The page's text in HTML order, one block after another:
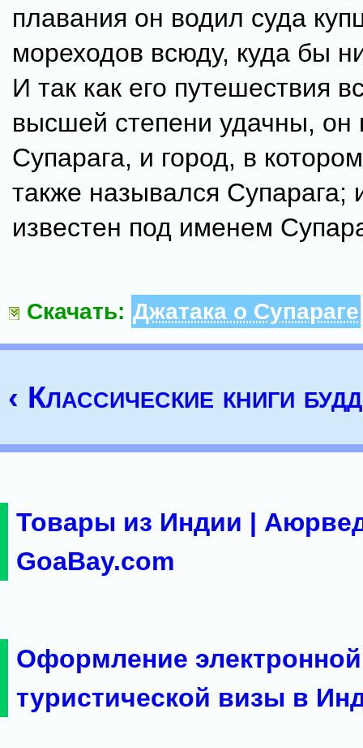
плавания он водил суда
мореходов всюду, куда бы
И так как его путешествия
высшей степени удачны, он
Супарага, и город, в
также назывался Супарага;
известен под именем
Скачать: Джатака о Супараге
‹ Классические книги
Товары из Индии |
GoaBay.com
Оформление электронной
туристической визы в